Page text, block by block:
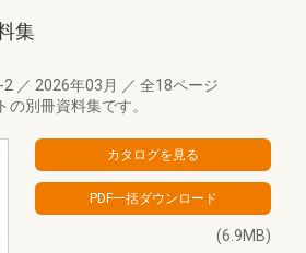
集
2 ／ 2026年03月 ／ 全18ページ
の別冊資料集です。
(6.9MB)